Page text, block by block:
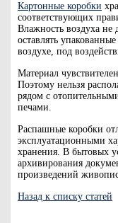
Картонные коробки
соответствующих
Влажность воздуха
оставлять
воздухе, под
Материал
Поэтому нельзя
рядом с
печами.
Распашные коробки
эксплуатационными
хранения. В бытовых
архивирования
произведений
Назад к списку статей